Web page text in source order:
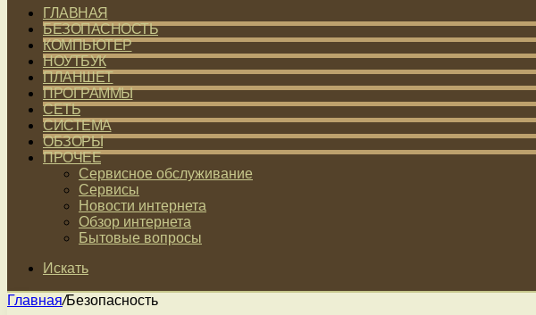
ГЛАВНАЯ
БЕЗОПАСНОСТЬ
КОМПЬЮТЕР
НОУТБУК
ПЛАНШЕТ
ПРОГРАММЫ
СЕТЬ
СИСТЕМА
ОБЗОРЫ
ПРОЧЕЕ
Сервисное обслуживание
Сервисы
Новости интернета
Обзор интернета
Бытовые вопросы
Искать
Главная/Безопасность